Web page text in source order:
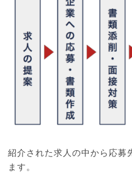
紹介された求人の中から応募
ます。